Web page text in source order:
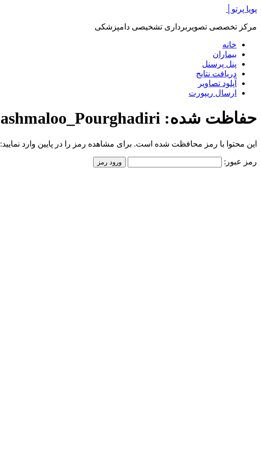
پرش
محتوا
پویا پرتو│
مرکز تخصصی تصویربرداری تشخیصی دامپزشکی
خانه
بیماران
پنل پرسنل
دریافت نتایج
آپلود تصاویر
ارسال ریپورت
حفاظت شده: Pashmaloo_Pourghadiri
این محتوا با رمز محافظت شده است. برای مشاهده رمز را در پایین وارد نمایید:
رمز عبور: